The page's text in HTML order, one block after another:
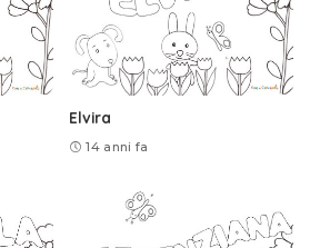
Elvira
14 anni fa